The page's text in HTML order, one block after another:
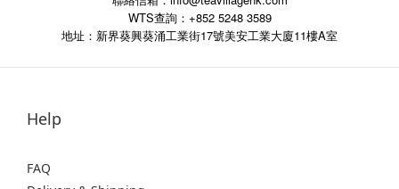
WTS查詢：+852 5248 3589
地址：新界葵興葵涌工業街17號美安工業大廈11樓A室
Help
FAQ